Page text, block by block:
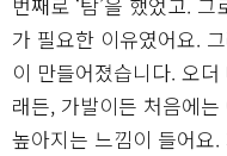
가 필요한 이유였어요.
이 만들어졌습니다. 오
래든, 가발이든 처음에
높아지는 느낌이 들어요